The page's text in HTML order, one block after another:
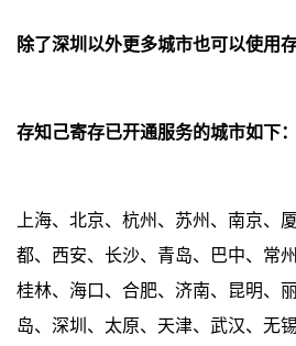
除了深圳以外更多城市也可以使用
存知己寄存已开通服务的城市如下：
上海、北京、杭州、苏州、南京、
都、西安、长沙、青岛、巴中、常
桂林、海口、合肥、济南、昆明、
岛、深圳、太原、天津、武汉、无